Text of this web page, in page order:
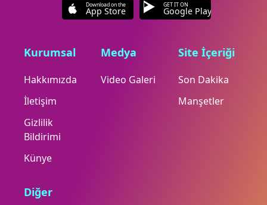
Download on the
App Store
GET IT ON
Google Play
Kurumsal
Hakkımızda
İletişim
Gizlilik
Bildirimi
Künye
Medya
Video Galeri
Site İçeriği
Son Dakika
Manşetler
Diğer